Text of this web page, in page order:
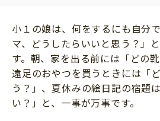
個⼈情報について
お問い合わせ
小１の娘は、何をするにも自分
マ、どうしたらいいと思う？」
す。朝、家を出る前には「どの
遠足のおやつを買うときには「
う？」、夏休みの絵日記の宿題
い？」と、一事が万事です。